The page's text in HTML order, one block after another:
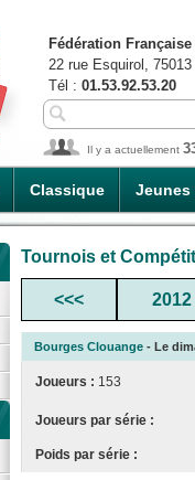
Classique Jeunes
Fédération
22 rue Esquirol,
Tél : 01.53.92.53.20
Il y a actuellement
Tournois et
<<< 2012
Bourges Clouange - Le
Joueurs : 153
Joueurs par série :
Poids par série :